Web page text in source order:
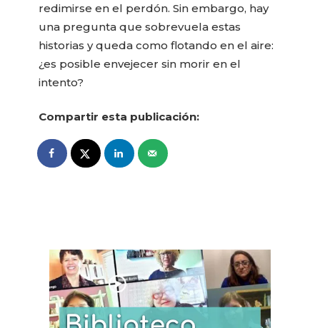
redimirse en el perdón. Sin embargo, hay
una pregunta que sobrevuela estas
historias y queda como flotando en el aire:
¿es posible envejecer sin morir en el
intento?
Compartir esta publicación: